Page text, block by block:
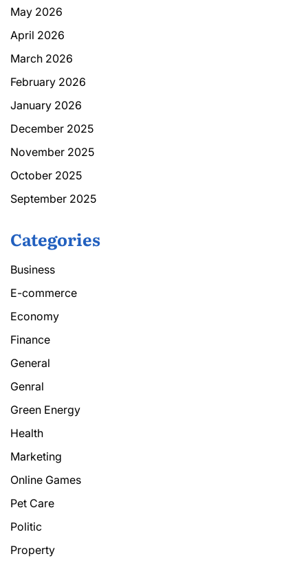
May 2026
April 2026
March 2026
February 2026
January 2026
December 2025
November 2025
October 2025
September 2025
Categories
Business
E-commerce
Economy
Finance
General
Genral
Green Energy
Health
Marketing
Online Games
Pet Care
Politic
Property